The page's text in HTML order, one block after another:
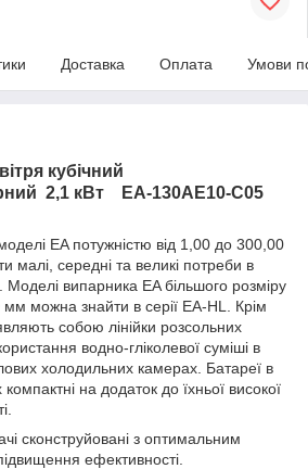
Доставка Оплата Умови
кубічний
2,1 кВт EA-130AE10-C05
EA потужністю від 1,00 до 300,00
малі, середні та великі потреби в
Моделі випарника EA більшого розміру
можна знайти в серії EA-HL. Крім
собою лінійки розсольних
водно-гліколевої суміші в
холодильних камерах. Батареї в
на додаток до їхньої високої
сконструйовані з оптимальним
ефективності.